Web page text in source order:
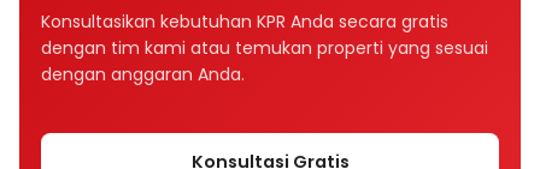
Konsultasikan kebutuhan KPR Anda secara gratis
dengan tim kami atau temukan properti yang sesuai
dengan anggaran Anda.
Konsultasi Gratis